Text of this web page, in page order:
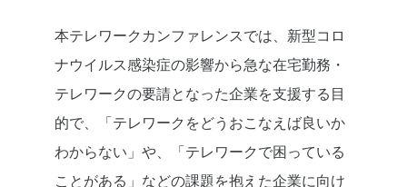
本テレワークカンファレンスでは、新型コロ
ナウイルス感染症の影響から急な在宅勤務・
テレワークの要請となった企業を支援する目
的で、「テレワークをどうおこなえば良いか
わからない」や、「テレワークで困っている
ことがある」などの課題を抱えた企業に向け